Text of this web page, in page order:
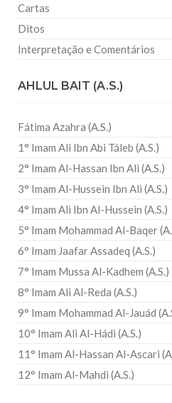
Cartas
Ditos
Interpretação e Comentários
AHLUL BAIT (A.S.)
Fátima Azahra (A.S.)
1° Imam Ali Ibn Abi Táleb (A.S.)
2° Imam Al-Hassan Ibn Ali (A.S.)
3° Imam Al-Hussein Ibn Ali (A.S.)
4° Imam Ali Ibn Al-Hussein (A.S.)
5° Imam Mohammad Al-Baqer
6° Imam Jaafar Assadeq (A.S.)
7° Imam Mussa Al-Kadhem (A.S.)
8° Imam Ali Al-Reda (A.S.)
9° Imam Mohammad Al-Jauád
10° Imam Ali Al-Hádi (A.S.)
11° Imam Al-Hassan Al-Ascari
12° Imam Al-Mahdi (A.S.)